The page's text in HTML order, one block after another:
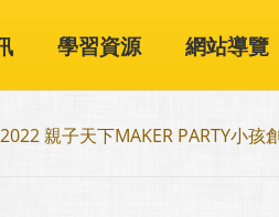
學習資源 網站導覽
親子天下MAKER PARTY小孩